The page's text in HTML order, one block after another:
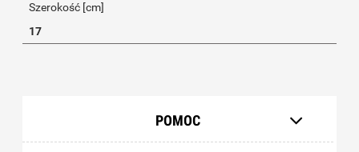
Szerokość [cm]
17
POMOC